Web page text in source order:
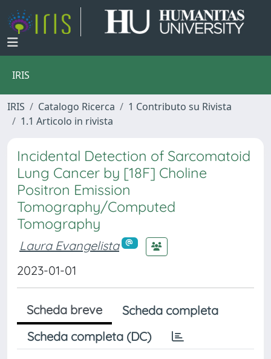
IRIS
IRIS Catalogo Ricerca
1 Contributo su Rivista
1.1 Articolo in rivista
Incidental Detection of Sarcomatoid
Lung Cancer by [18F] Choline
Positron Emission
Tomography/Computed
Tomography
Laura Evangelista
2023-01-01
Scheda breve
Scheda completa
Scheda completa (DC)